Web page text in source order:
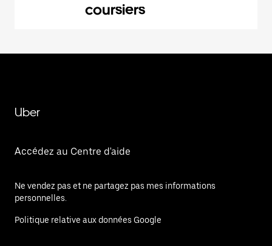
coursiers
Uber
Accédez au Centre d'aide
Ne vendez pas et ne partagez pas mes informations
personnelles.
Politique relative aux données Google